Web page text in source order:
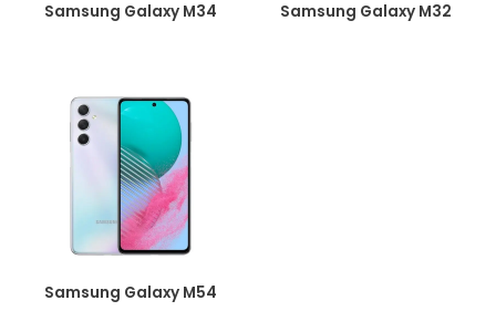
Samsung Galaxy M34 Samsung Galaxy M32
Samsung Galaxy M54